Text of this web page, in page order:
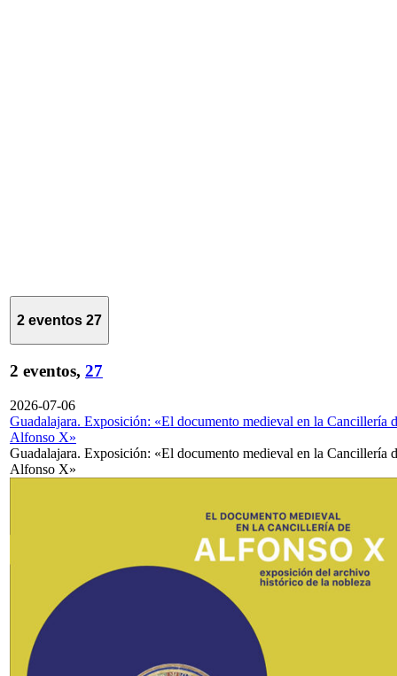
2 eventos 27
2 eventos, 27
2026-07-06
Guadalajara. Exposición: «El documento medieval en la Cancillería
Alfonso X»
Guadalajara. Exposición: «El documento medieval en la Cancillería
Alfonso X»